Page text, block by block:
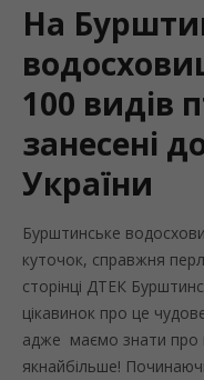
На
100 видів
занесені
України
Бурштинське
куточок, справжня
сторінці ДТЕК
цікавинок про це
адже маємо знати про
якнайбільше!